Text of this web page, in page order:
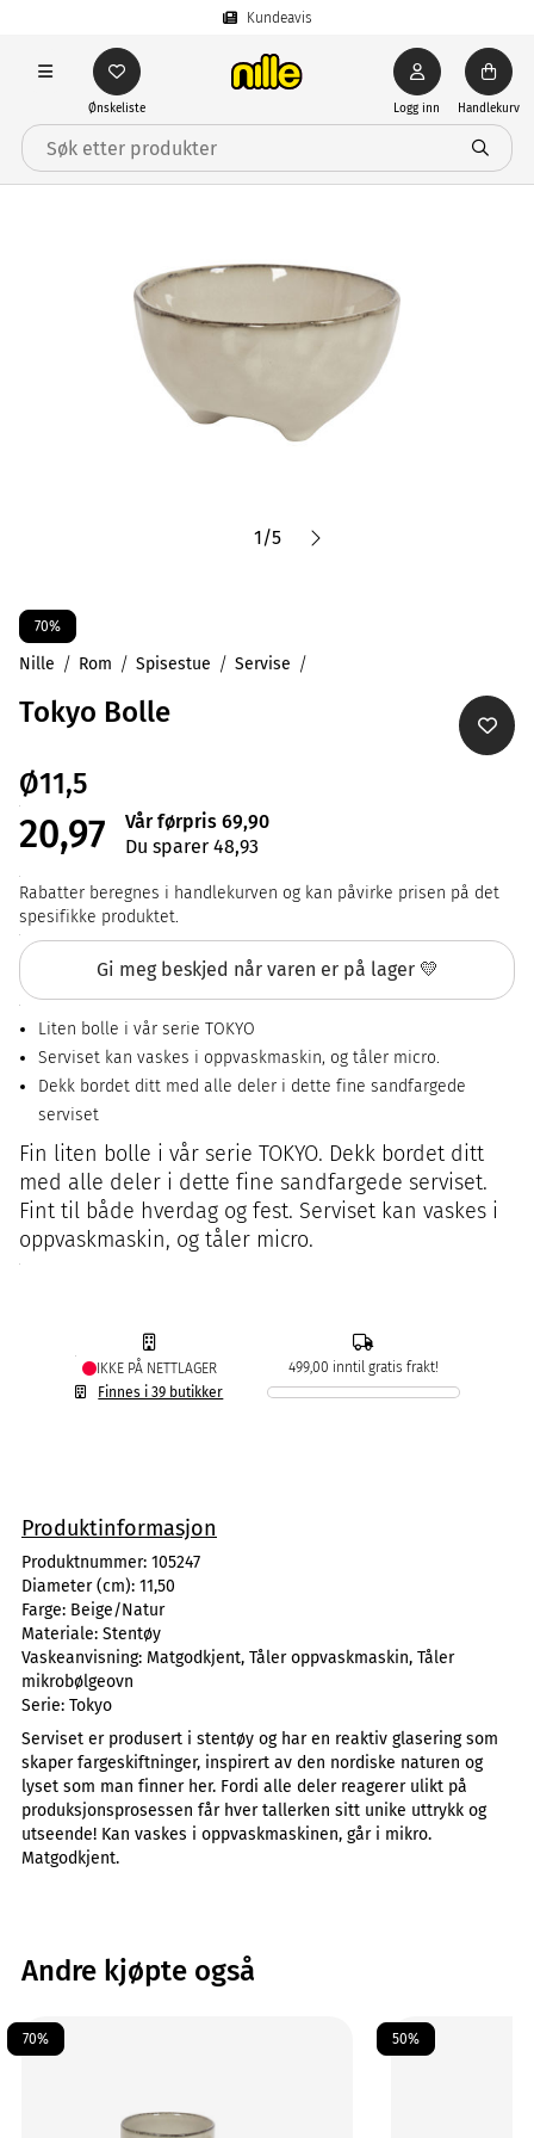
Kundeavis
Ønskeliste Logg inn Handlekurv
1/5
70%
Nille Rom Spisestue Servise
Tokyo Bolle
Ø11,5
20,97
Vår førpris 69,90
Du sparer 48,93
Rabatter beregnes i handlekurven og kan påvirke prisen på det
spesifikke produktet.
Gi meg beskjed når varen er på lager 💛
Liten bolle i vår serie TOKYO
Serviset kan vaskes i oppvaskmaskin, og tåler micro.
Dekk bordet ditt med alle deler i dette fine sandfargede
serviset
Fin liten bolle i vår serie TOKYO. Dekk bordet ditt
med alle deler i dette fine sandfargede serviset.
Fint til både hverdag og fest. Serviset kan vaskes i
oppvaskmaskin, og tåler micro.
IKKE PÅ NETTLAGER
Finnes i 39 butikker
499,00 inntil gratis frakt!
Produktinformasjon
Produktnummer: 105247
Diameter (cm): 11,50
Farge: Beige/Natur
Materiale: Stentøy
Vaskeanvisning: Matgodkjent, Tåler oppvaskmaskin, Tåler
mikrobølgeovn
Serie: Tokyo
Serviset er produsert i stentøy og har en reaktiv glasering som
skaper fargeskiftninger, inspirert av den nordiske naturen og
lyset som man finner her. Fordi alle deler reagerer ulikt på
produksjonsprosessen får hver tallerken sitt unike uttrykk og
utseende! Kan vaskes i oppvaskmaskinen, går i mikro.
Matgodkjent.
Andre kjøpte også
70% 50%